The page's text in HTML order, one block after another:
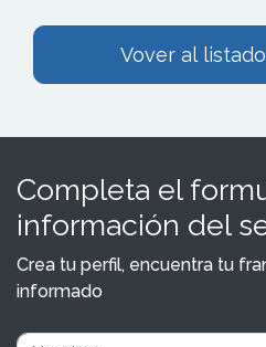
Vover al
Completa el
información del
Crea tu perfil, encuentra tu
informado